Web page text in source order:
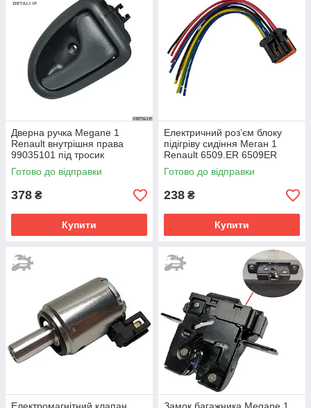
Дверна ручка Megane 1
Renault внутрішня права
99035101 під тросик
Готово до відправки
378 ₴
Купити
Електричний роз’єм блоку
підігріву сидіння Меган 1
Renault 6509.ER 6509ER
98816-1011 98823-1011
Готово до відправки
238 ₴
Купити